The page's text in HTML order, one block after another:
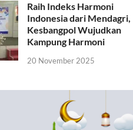
Raih Indeks Harmoni
Indonesia dari Mendagri,
Kesbangpol Wujudkan
Kampung Harmoni
20 November 2025